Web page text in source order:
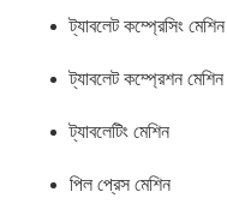
ট্যাবলেট কম্প্রেসিং মেশিন
ট্যাবলেট কম্প্রেশন মেশিন
ট্যাবলেটিং মেশিন
পিল প্রেস মেশিন